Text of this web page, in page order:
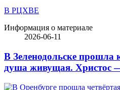
В РЦХВЕ
Информация о материале
2026-06-11
В Зеленодольске
душа живущая. Христос